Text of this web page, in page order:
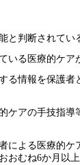
と判断されてい
る医療的ケア
る情報を保護者
アの手技指導
よる医療的ケ
おむね6か月以上